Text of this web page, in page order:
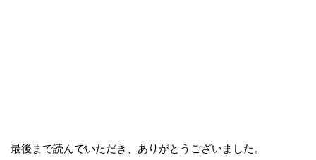
最後まで読んでいただき、ありがとうございました。